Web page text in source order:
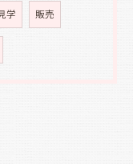
学 販売